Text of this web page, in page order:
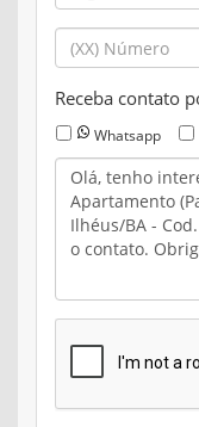
Receba contato
Whatsapp